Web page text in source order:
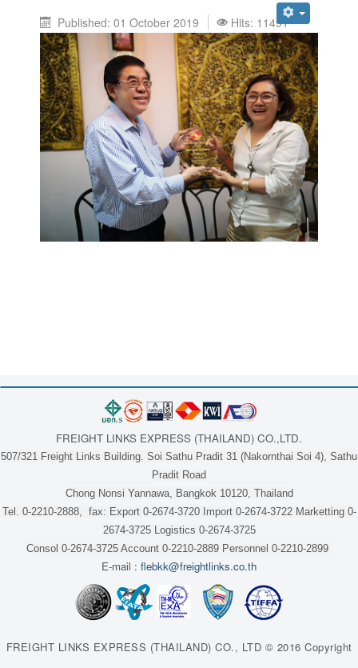
Published: 01 October 2019 Hits: 11491
FREIGHT LINKS EXPRESS (THAILAND) CO.,LTD.
507/321 Freight Links Building. Soi Sathu Pradit 31 (Nakornthai Soi 4), Sathu
Pradit Road
Chong Nonsi Yannawa, Bangkok 10120, Thailand
Tel. 0-2210-2888, fax: Export 0-2674-3720 Import 0-2674-3722 Marketting 0-
2674-3725 Logistics 0-2674-3725
Consol 0-2674-3725 Account 0-2210-2889 Personnel 0-2210-2899
E-mail : flebkk@freightlinks.co.th
FREIGHT LINKS EXPRESS (THAILAND) CO., LTD © 2016 Copyright